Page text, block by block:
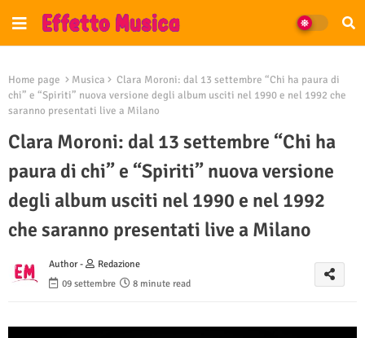
Home page Musica
Clara Moroni: dal 13 settembre “Chi ha paura di
chi” e “Spiriti” nuova versione degli album usciti nel 1990 e nel 1992 che
saranno presentati live a Milano
Clara Moroni: dal 13 settembre “Chi ha
paura di chi” e “Spiriti” nuova versione
degli album usciti nel 1990 e nel 1992
che saranno presentati live a Milano
Author -
Redazione
09 settembre
8 minute read